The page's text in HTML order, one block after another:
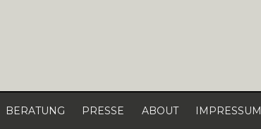
BERATUNG PRESSE ABOUT IMPRESSUM